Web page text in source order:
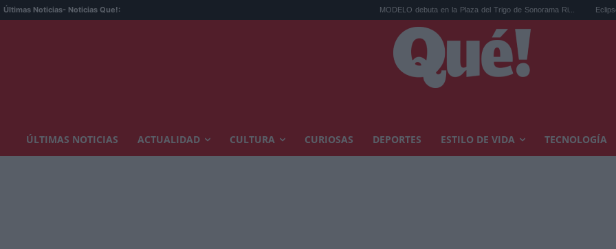
Últimas Noticias- Noticias Que!: MODELO debuta en la Plaza del Trigo de Sonorama Ri... Eclipse solar en
ÚLTIMAS NOTICIAS ACTUALIDAD CULTURA CURIOSAS DEPORTES ESTILO DE VIDA TECNOLOGÍA